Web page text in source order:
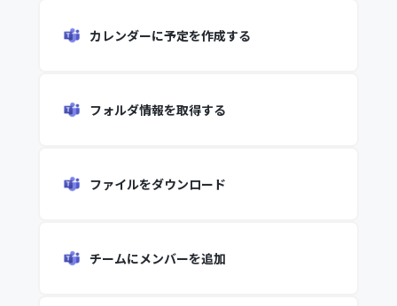
カレンダーに予定を作成する
フォルダ情報を取得する
ファイルをダウンロード
チームにメンバーを追加